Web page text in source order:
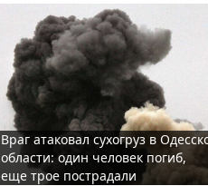
Враг атаковал сухогруз в
области: один человек погиб,
еще трое пострадали